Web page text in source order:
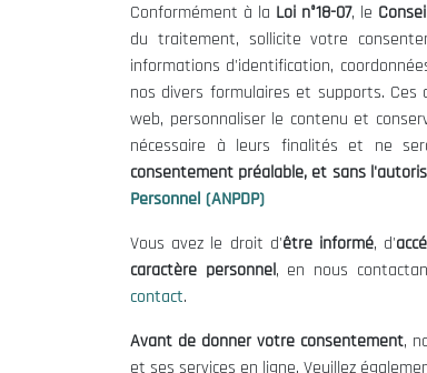
Le président
Organisation
Publications
Conformément à la Loi n°18-07, le
du traitement, sollicite votre
informations d'identification,
nos divers formulaires et supports.
web, personnaliser le contenu et
nécessaire à leurs finalités et ne
consentement préalable, et sans
Personnel (ANPDP)
Vous avez le droit d'être informé, d'
caractère personnel, en nous
contact.
Avant de donner votre consentement,
et ses services en ligne. Veuillez